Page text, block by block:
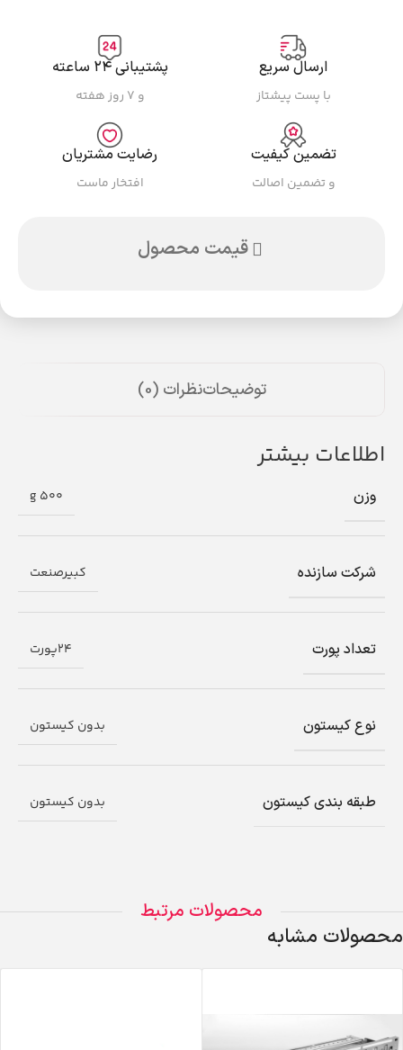
ارسال سریع
با پست پیشتاز
پشتیبانی ۲۴ ساعته
و ۷ روز هفته
تضمین کیفیت
و تضمین اصالت
رضایت مشتریان
افتخار ماست
قیمت محصول
توضیحاتنظرات (0)
اطلاعات بیشتر
وزن 500 g
شرکت سازنده کبیرصنعت
تعداد پورت 24پورت
نوع کیستون بدون کیستون
طبقه بندی کیستون بدون کیستون
محصولات مرتبط
محصولات مشابه